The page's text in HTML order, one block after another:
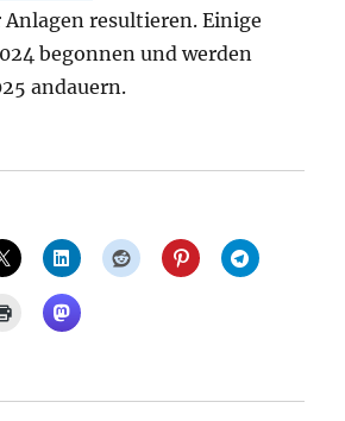
Anlagen resultieren. Einige
begonnen und werden
andauern.
Wie geht es weiter bei den